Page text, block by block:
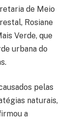
de Meio
Rosiane
Verde, que
urbana do
pelas
naturais,
a